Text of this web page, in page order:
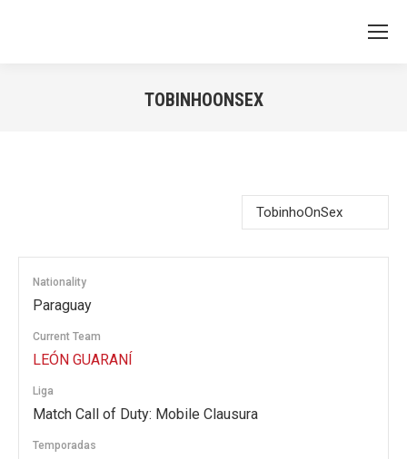
TOBINHOONSEX
Nationality
Paraguay
Current Team
LEÓN GUARANÍ
Liga
Match Call of Duty: Mobile Clausura
Temporadas